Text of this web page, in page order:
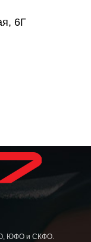
6Г
ЮФО и СКФО.